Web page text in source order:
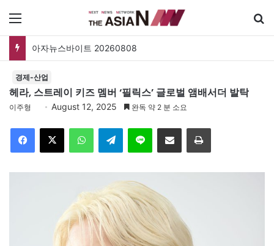
메뉴
아자뉴스바이트 20260808
경제-산업
헤라, 스트레이 키즈 멤버 ‘필릭스’ 글로벌 앰배서더 발탁
이주형 August 12, 2025 완독 약 2 분 소요
Facebook
X WhatsAppTelegramLine 이메일 인쇄